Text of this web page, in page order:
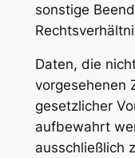
sonstige
Daten, die
vorgesehenen
gesetzlicher
aufbewahrt
ausschließlich